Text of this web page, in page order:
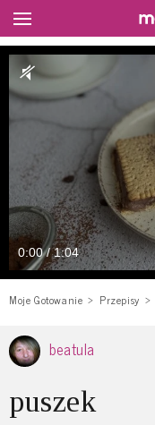
0:00 / 1:04
Moje Gotowanie Przepisy
beatula
puszek